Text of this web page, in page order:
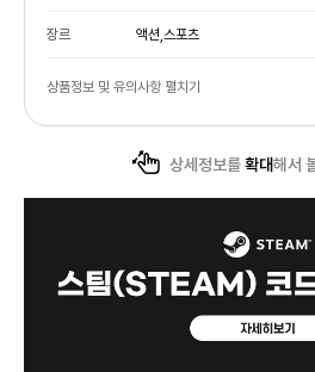
장르 액션,스포츠
상품정보 및 유의사항 펼치기
상세정보를확대해서